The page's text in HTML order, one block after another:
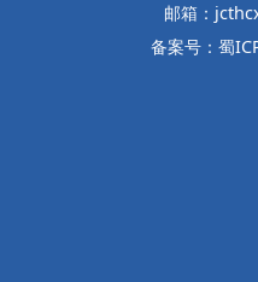
邮箱：
备案号：蜀